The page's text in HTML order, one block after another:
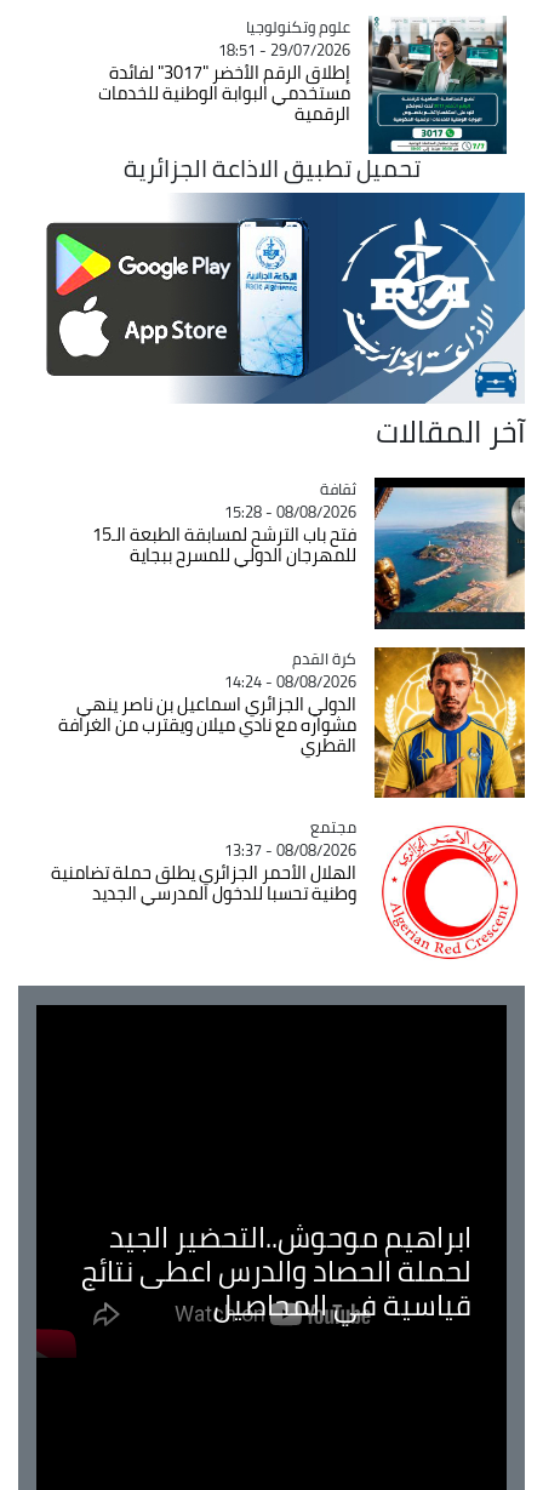
Catégorie
علوم وتكنولوجيا
29/07/2026 - 18:51
إطلاق الرقم الأخضر "3017" لفائدة
مستخدمي البوابة الوطنية للخدمات
الرقمية
تحميل تطبيق الاذاعة الجزائرية
آخر المقالات
Catégorie
ثقافة
08/08/2026 - 15:28
فتح باب الترشح لمسابقة الطبعة الـ15
للمهرجان الدولي للمسرح ببجاية
Catégorie
كرة القدم
08/08/2026 - 14:24
الدولي الجزائري اسماعيل بن ناصر ينهي
مشواره مع نادي ميلان ويقترب من الغرافة
القطري
Catégorie
مجتمع
08/08/2026 - 13:37
الهلال الأحمر الجزائري يطلق حملة تضامنية
وطنية تحسبا للدخول المدرسي الجديد
ابراهيم موحوش..التحضير الجيد
لحملة الحصاد والدرس اعطى نتائج
قياسية في المحاصيل